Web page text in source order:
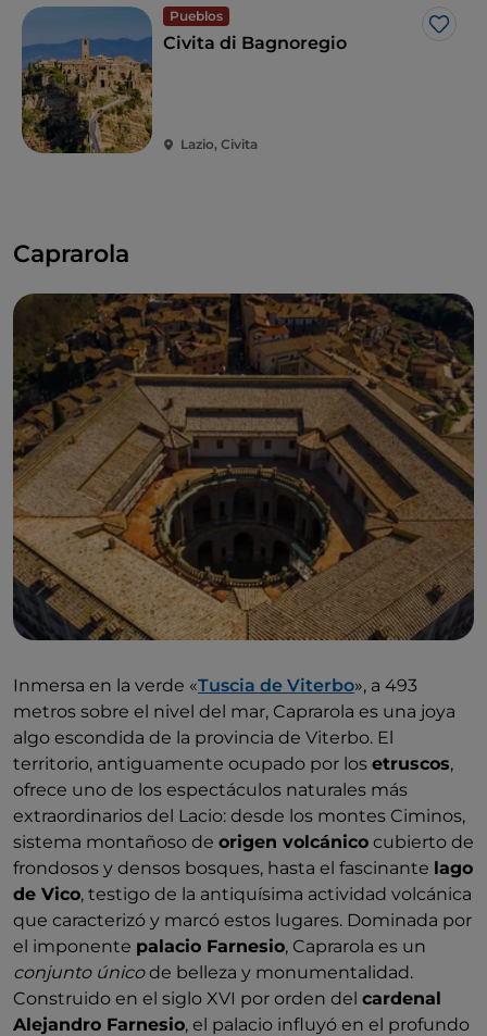
Pueblos
Me
Civita di Bagnoregio
Lazio, Civita
Caprarola
Inmersa en la verde «Tuscia de Viterbo», a 493
metros sobre el nivel del mar, Caprarola es una joya
algo escondida de la provincia de Viterbo. El
territorio, antiguamente ocupado por los etruscos,
ofrece uno de los espectáculos naturales más
extraordinarios del Lacio: desde los montes Ciminos,
sistema montañoso de origen volcánico cubierto de
frondosos y densos bosques, hasta el fascinante lago
de Vico, testigo de la antiquísima actividad volcánica
que caracterizó y marcó estos lugares. Dominada por
el imponente palacio Farnesio, Caprarola es un
conjunto únicode belleza y monumentalidad.
Construido en el siglo XVI por orden del cardenal
Alejandro Farnesio, el palacio influyó en el profundo